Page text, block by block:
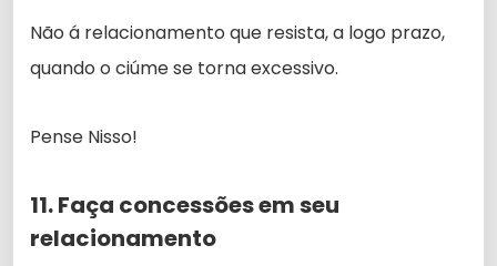
Não á relacionamento que resista, a logo prazo,
quando o ciúme se torna excessivo.
Pense Nisso!
11. Faça concessões em seu
relacionamento